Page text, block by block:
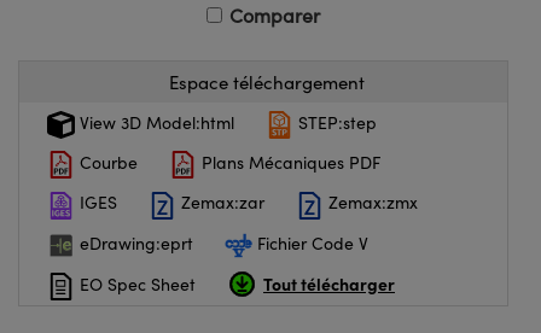
Optiques de SCHOTT
Comparer
Espace téléchargement
View 3D Model:html
STEP:step
Courbe
Plans Mécaniques PDF
IGES
Zemax:zar
Zemax:zmx
eDrawing:eprt
Fichier Code V
EO Spec Sheet
Tout télécharger